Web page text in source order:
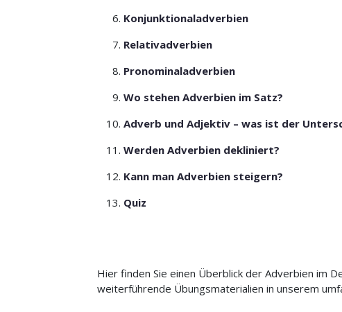
Konjunktionaladverbien
Relativadverbien
Pronominaladverbien
Wo stehen Adverbien im Satz?
Adverb und Adjektiv – was ist der
Werden Adverbien dekliniert?
Kann man Adverbien steigern?
Quiz
Hier finden Sie einen Überblick der Adverbien im
weiterführende Übungsmaterialien in unserem